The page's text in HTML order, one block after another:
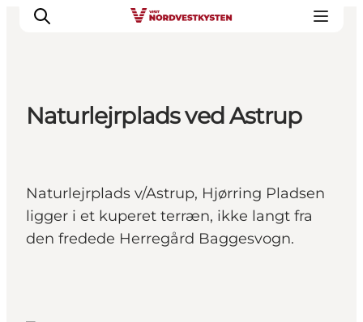
Handicapvenlig ferie
Events
Overnatning
Planlæg din ferie
Naturlejrplads ved Astrup
Naturlejrplads v/Astrup, Hjørring Pladsen
ligger i et kuperet terræn, ikke langt fra
den fredede Herregård Baggesvogn.